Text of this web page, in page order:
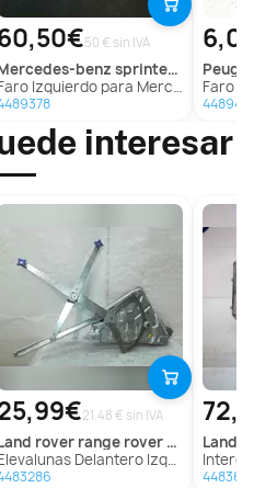
50 € sin IVA
mercedes-benz sprinter (w901,w903) combi
Faro Izquierdo para Mercedes-Benz Sprinter (W901,W903) Combi
Faro
interesar
21.48 € sin IVA
land rover range rover (lp)
Elevalunas Delantero Izquierdo Para Land Rover Range Rover
land
Intercooler